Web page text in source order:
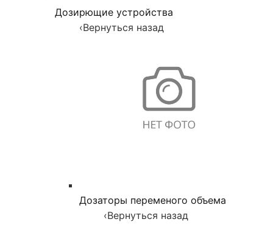
Дозирющие устройства
‹Вернуться назад
Дозаторы переменого объема
‹Вернуться назад